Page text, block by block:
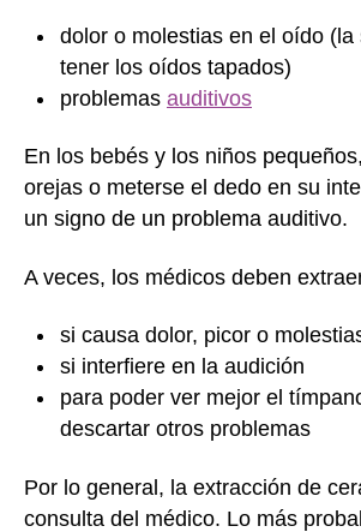
dolor o molestias en el oído (la
tener los oídos tapados)
problemas auditivos
En los bebés y los niños
orejas o meterse el dedo en su
un signo de un problema auditivo.
A veces, los médicos deben
si causa dolor, picor o
si interfiere en la audición
para poder ver mejor el
descartar otros problemas
Por lo general, la extracción de
consulta del médico. Lo más